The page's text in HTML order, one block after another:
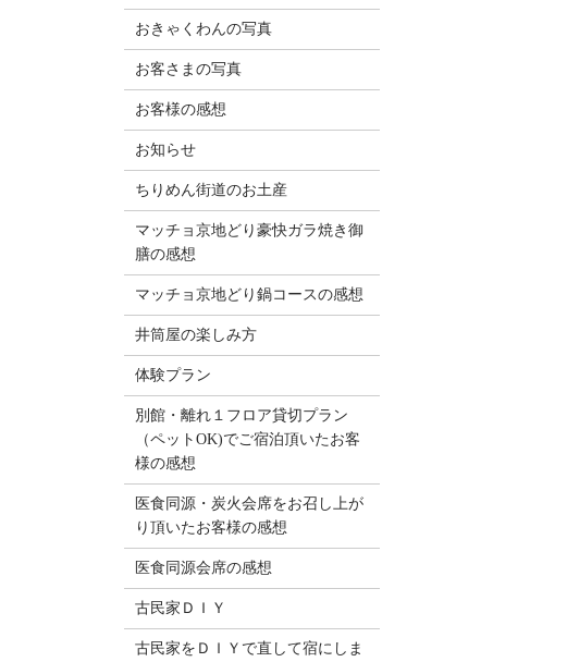
おきゃくわんの写真
お客さまの写真
お客様の感想
お知らせ
ちりめん街道のお土産
マッチョ京地どり豪快ガラ焼き御
膳の感想
マッチョ京地どり鍋コースの感想
井筒屋の楽しみ方
体験プラン
別館・離れ１フロア貸切プラン
（ペットOK)でご宿泊頂いたお客
様の感想
医食同源・炭火会席をお召し上が
り頂いたお客様の感想
医食同源会席の感想
古民家ＤＩＹ
古民家をＤＩＹで直して宿にしま